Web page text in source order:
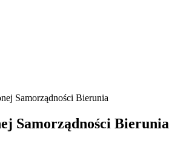
Samorządności Bierunia
Samorządności Bierunia